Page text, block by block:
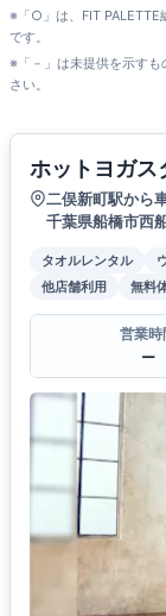
※「○」は、FIT PALETTE
です。
※「－」は未提供を示す
さい。
ホットヨガス
二俣新町駅から
千葉県船橋市西
タオルレンタル
他店舗利用
無料
営業時
ー